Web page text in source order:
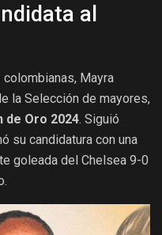
al
Mayra
la Selección de mayores,
de Oro 2024. Siguió
su candidatura con una
goleada del Chelsea 9-0